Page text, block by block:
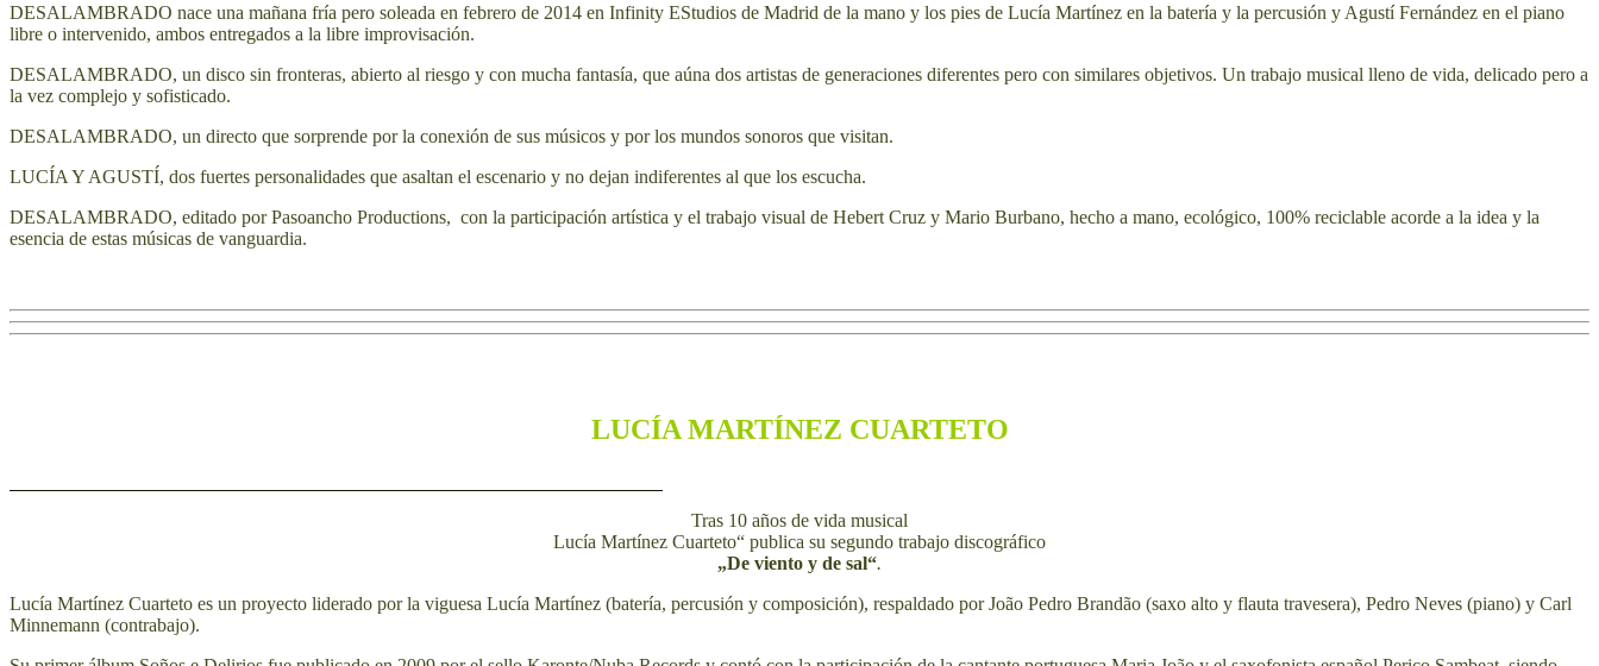
DESALAMBRADO nace una mañana fría pero soleada en febrero de 2014 en Infinity EStudios de Madrid de la mano y los pies de Lucía Martínez en la batería y la percusión y Agustí Fernández en el piano
libre o intervenido, ambos entregados a la libre improvisación.
DESALAMBRADO, un disco sin fronteras, abierto al riesgo y con mucha fantasía, que aúna dos artistas de generaciones diferentes pero con similares objetivos. Un trabajo musical lleno de vida, delicado pero a
la vez complejo y sofisticado.
DESALAMBRADO, un directo que sorprende por la conexión de sus músicos y por los mundos sonoros que visitan.
LUCÍA Y AGUSTÍ, dos fuertes personalidades que asaltan el escenario y no dejan indiferentes al que los escucha.
DESALAMBRADO, editado por Pasoancho Productions, con la participación artística y el trabajo visual de Hebert Cruz y Mario Burbano, hecho a mano, ecológico, 100% reciclable acorde a la idea y la
esencia de estas músicas de vanguardia.
LUCÍA MARTÍNEZ CUARTETO
Tras 10 años de vida musical
Lucía Martínez Cuarteto“ publica su segundo trabajo discográfico
„De viento y de sal“.
Lucía Martínez Cuarteto es un proyecto liderado por la viguesa Lucía Martínez (batería, percusión y composición), respaldado porJoão Pedro Brandão (saxo alto y flauta travesera), Pedro Neves (piano) y Carl
Minnemann (contrabajo).